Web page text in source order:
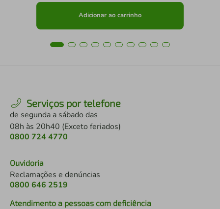
Adicionar ao carrinho
Serviços por telefone
de segunda a sábado das
08h às 20h40 (Exceto feriados)
0800 724 4770
Ouvidoria
Reclamações e denúncias
0800 646 2519
Atendimento a pessoas com deficiência